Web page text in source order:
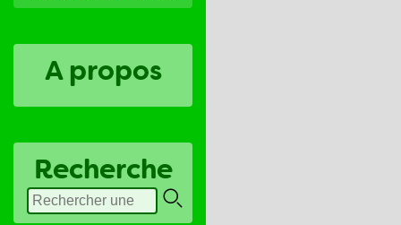
A propos
Recherche